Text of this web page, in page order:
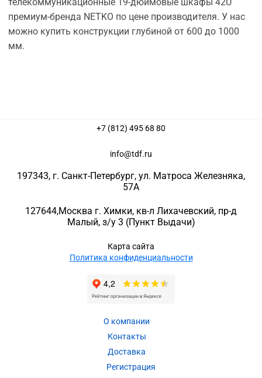
телекоммуникационные 19-дюймовые шкафы 42U
премиум-бренда NETKO по цене производителя. У нас
можно купить конструкции глубиной от 600 до 1000
мм.
+7 (812) 495 68 80
info@tdf.ru
197343, г. Санкт-Петербург, ул. Матроса Железняка,
57A
127644,Москва г. Химки, кв-л Лихачевский, пр-д
Малый, з/у 3 (Пункт Выдачи)
Карта сайта
Политика конфиденциальности
О компании
Контакты
Доставка
Регистрация